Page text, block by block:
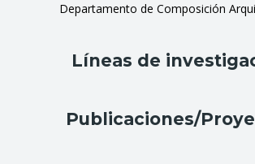
Departamento de Composición
Líneas de
Publicaciones/